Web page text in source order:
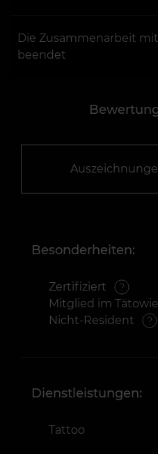
Die Zusammenarbeit
beendet
Besonderheiten:
Zertifiziert
Mitglied im
Nicht-Resident
Dienstleistungen:
Tattoo